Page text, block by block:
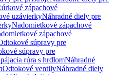
zápachové
uzávierkyNáhradné diely pre
Nadomietkové zápachové
zápachové
súpravy pre
súpravy pre
rúra s hrdlomNáhradné
Odtokové ventilyNáhradné diely